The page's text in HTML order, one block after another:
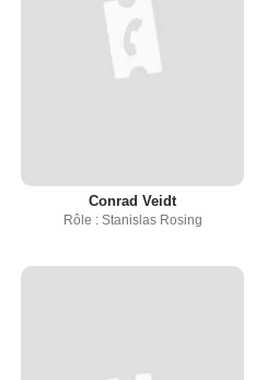
Conrad Veidt
Rôle : Stanislas Rosing